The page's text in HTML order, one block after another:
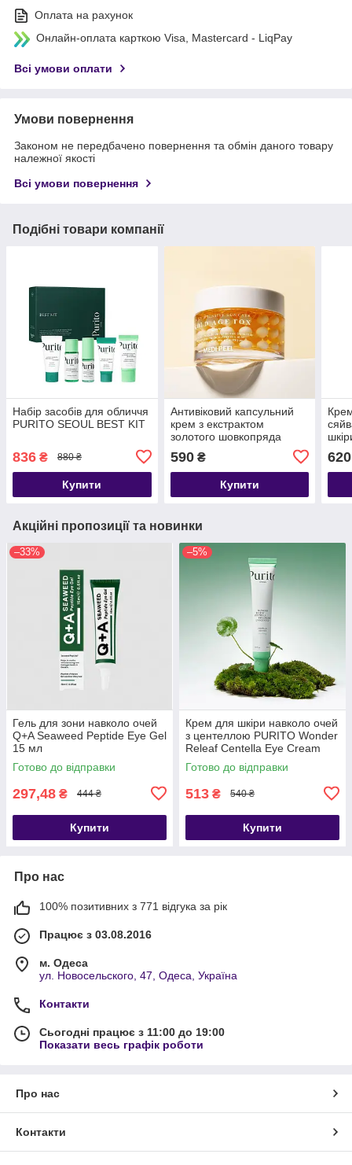
Оплата на рахунок
Онлайн-оплата карткою Visa, Mastercard - LiqPay
Всі умови оплати
Умови повернення
Законом не передбачено повернення та обмін даного товару
належної якості
Всі умови повернення
Подібні товари компанії
Набір засобів для обличчя
PURITO SEOUL BEST KIT
836 ₴ 880 ₴
Купити
Антивіковий капсульний
крем з екстрактом
золотого шовкопряда
Cream
590₴
Купити
50ml
620
Акційні пропозиції та новинки
–33%
Гель для зони навколо очей
Q+A Seaweed Peptide Eye Gel
15 мл
Готово до відправки
297,48 ₴ 444 ₴
Купити
–5%
Крем для шкіри навколо очей
з центеллою PURITO Wonder
Releaf Centella Eye Cream
Unscented 30ml
Готово до відправки
513 ₴ 540 ₴
Купити
Про нас
100% позитивних з 771 відгука за рік
Працює з 03.08.2016
м. Одеса
ул. Новосельского, 47, Одеса, Україна
Контакти
Сьогодні працює з 11:00 до 19:00
Показати весь графік роботи
Про нас
Контакти